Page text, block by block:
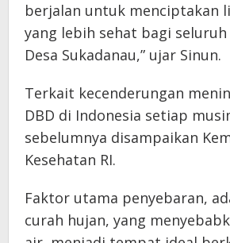
berjalan untuk menciptakan
yang lebih sehat bagi
Desa Sukadanau,” ujar Sinun.
Terkait kecenderungan
DBD di Indonesia setiap
sebelumnya disampaikan
Kesehatan RI.
Faktor utama penyebaran,
curah hujan, yang